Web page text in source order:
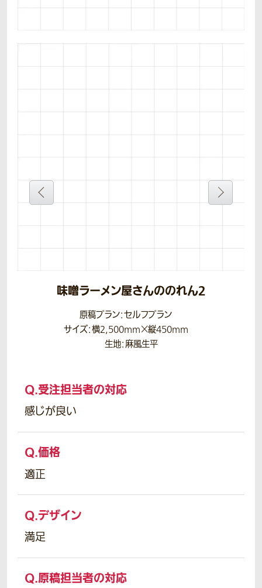
味噌ラーメン屋さんののれん2
原稿プラン：セルフプラン
サイズ：横2,500mm×縦450mm
生地：麻風生平
Q.受注担当者の対応
感じが良い
Q.価格
適正
Q.デザイン
満足
Q.原稿担当者の対応